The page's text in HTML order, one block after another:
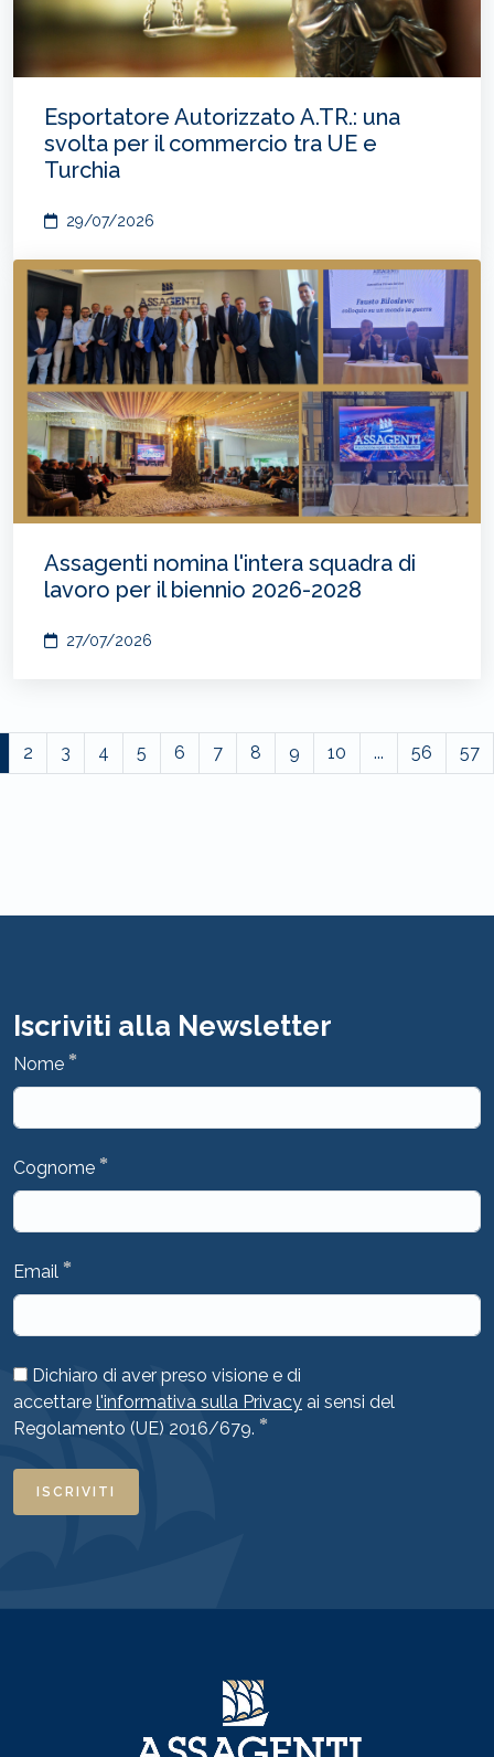
Esportatore Autorizzato A.TR.: una
svolta per il commercio tra UE e
Turchia
29/07/2026
Assagenti nomina l'intera squadra di
lavoro per il biennio 2026-2028
27/07/2026
2 3 4 5 6 7 8 9 10 ... 56 57
Iscriviti alla Newsletter
Nome *
Cognome *
Email *
Dichiaro di aver preso visione e di
accettare l'informativa sulla Privacy ai sensi del
Regolamento (UE) 2016/679. *
ISCRIVITI